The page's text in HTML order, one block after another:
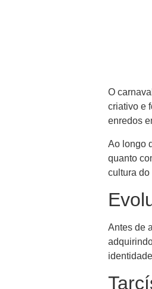
O
criativo e
enredos
Ao longo
quanto
cultura do
Antes de